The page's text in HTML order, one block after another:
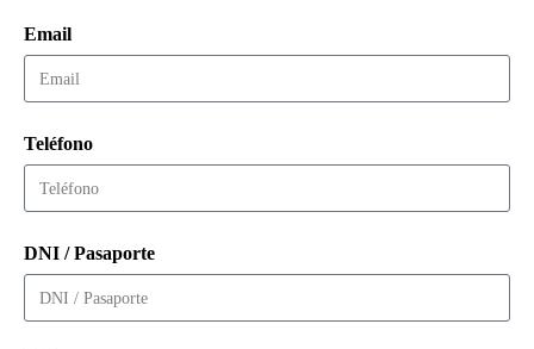
Email
Teléfono
DNI / Pasaporte